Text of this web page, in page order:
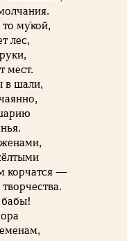
му́кой,
лес,
мест.
в шали,
корчатся —